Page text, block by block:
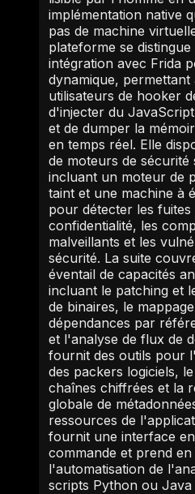
implémentation native
pas de machine
plateforme se
intégration avec Frida
dynamique, permettant
utilisateurs de hooker
d'injecter du
et de dumper la
en temps réel. Elle
de moteurs de sécurité
incluant un moteur de
taint et une machine à
pour détecter les fuites
confidentialité, les
malveillants et les
sécurité. La suite
éventail de capacités
incluant le patching et
de binaires, le
dépendances par
et l'analyse de flux de
fournit des outils pour
des packers logiciels,
chaînes chiffrées et la
globale de
ressources de
fournit une interface
commande et prend
l'automatisation de
scripts Python ou Java